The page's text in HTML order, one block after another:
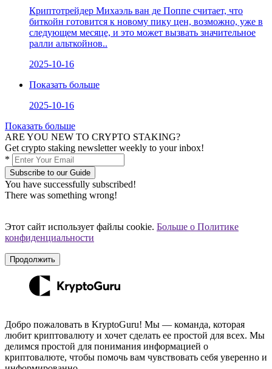
Криптотрейдер Михаэль ван де Поппе считает, что
биткойн готовится к новому пику цен, возможно, уже в
следующем месяце, и это может вызвать значительное
ралли альткойнов..
2025-10-16
Показать больше
2025-10-16
Показать больше
ARE YOU NEW TO CRYPTO STAKING?
Get crypto staking newsletter weekly to your inbox!
*
Subscribe to our Guide
You have successfully subscribed!
There was something wrong!
Этот сайт использует файлы cookie. Больше о Политике
конфиденциальности
Продолжить
Добро пожаловать в KryptoGuru! Мы — команда, которая
любит криптовалюту и хочет сделать ее простой для всех. Мы
делимся простой для понимания информацией о
криптовалюте, чтобы помочь вам чувствовать себя уверенно и